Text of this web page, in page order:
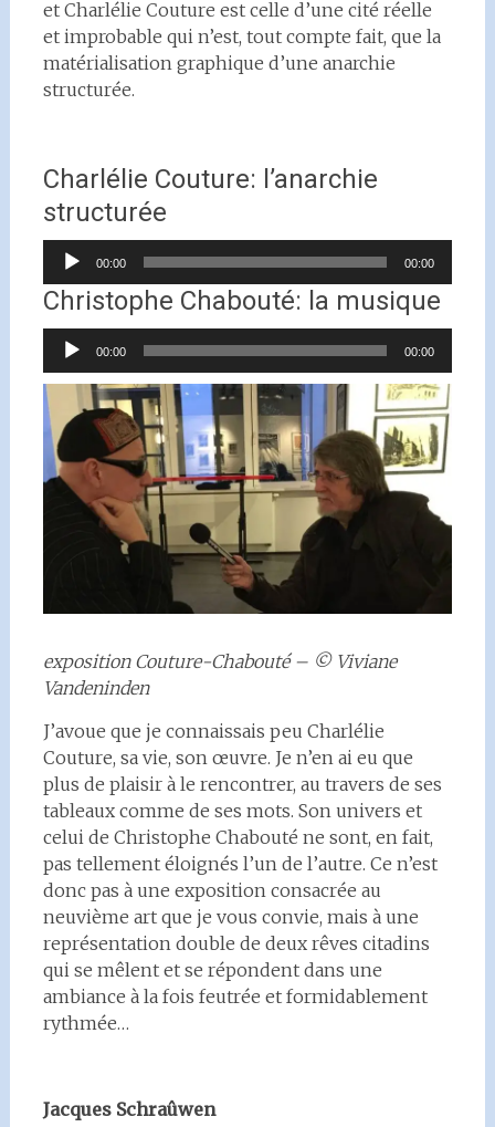
et Charlélie Couture est celle d’une cité réelle
et improbable qui n’est, tout compte fait, que la
matérialisation graphique d’une anarchie
structurée.
Charlélie Couture: l’anarchie
structurée
Lecteur00:00 00:00
Christophe Chabouté: la musique
Lecteur00:00 00:00
exposition Couture-Chabouté – © Viviane
Vandeninden
J’avoue que je connaissais peu Charlélie
Couture, sa vie, son œuvre. Je n’en ai eu que
plus de plaisir à le rencontrer, au travers de ses
tableaux comme de ses mots. Son univers et
celui de Christophe Chabouté ne sont, en fait,
pas tellement éloignés l’un de l’autre. Ce n’est
donc pas à une exposition consacrée au
neuvième art que je vous convie, mais à une
représentation double de deux rêves citadins
qui se mêlent et se répondent dans une
ambiance à la fois feutrée et formidablement
rythmée…
Jacques Schraûwen